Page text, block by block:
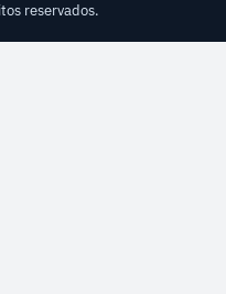
reservados.